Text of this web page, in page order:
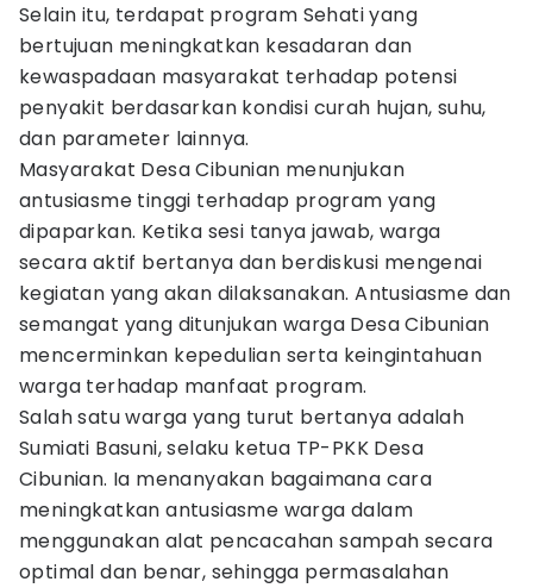
Selain itu, terdapat program Sehati yang
bertujuan meningkatkan kesadaran dan
kewaspadaan masyarakat terhadap potensi
penyakit berdasarkan kondisi curah hujan, suhu,
dan parameter lainnya.
Masyarakat Desa Cibunian menunjukan
antusiasme tinggi terhadap program yang
dipaparkan. Ketika sesi tanya jawab, warga
secara aktif bertanya dan berdiskusi mengenai
kegiatan yang akan dilaksanakan. Antusiasme dan
semangat yang ditunjukan warga Desa Cibunian
mencerminkan kepedulian serta keingintahuan
warga terhadap manfaat program.
Salah satu warga yang turut bertanya adalah
Sumiati Basuni, selaku ketua TP-PKK Desa
Cibunian. Ia menanyakan bagaimana cara
meningkatkan antusiasme warga dalam
menggunakan alat pencacahan sampah secara
optimal dan benar, sehingga permasalahan